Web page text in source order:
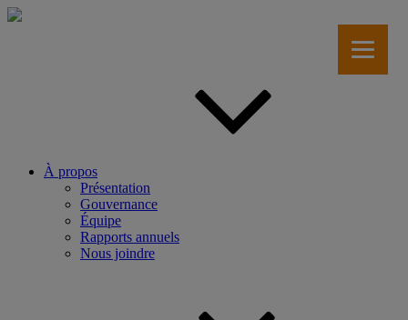
Aller
À propos
Présentation
Gouvernance
Équipe
Rapports annuels
Nous joindre